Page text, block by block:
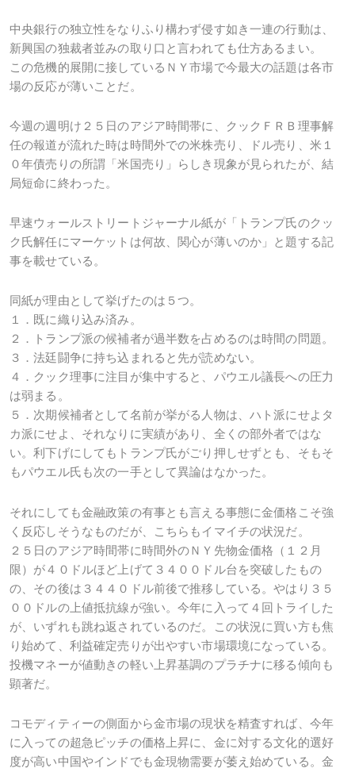
中央銀行の独立性をなりふり構わず侵す如き一連の行動は、
新興国の独裁者並みの取り口と言われても仕方あるまい。
この危機的展開に接しているＮＹ市場で今最大の話題は各市
場の反応が薄いことだ。
今週の週明け２５日のアジア時間帯に、クックＦＲＢ理事解
任の報道が流れた時は時間外での米株売り、ドル売り、米１
０年債売りの所謂「米国売り」らしき現象が見られたが、結
局短命に終わった。
早速ウォールストリートジャーナル紙が「トランプ氏のクッ
ク氏解任にマーケットは何故、関心が薄いのか」と題する記
事を載せている。
同紙が理由として挙げたのは５つ。
１．既に織り込み済み。
２．トランプ派の候補者が過半数を占めるのは時間の問題。
３．法廷闘争に持ち込まれると先が読めない。
４．クック理事に注目が集中すると、パウエル議長への圧力
は弱まる。
５．次期候補者として名前が挙がる人物は、ハト派にせよタ
カ派にせよ、それなりに実績があり、全くの部外者ではな
い。利下げにしてもトランプ氏がごり押しせずとも、そもそ
もパウエル氏も次の一手として異論はなかった。
それにしても金融政策の有事とも言える事態に金価格こそ強
く反応しそうなものだが、こちらもイマイチの状況だ。
２５日のアジア時間帯に時間外のＮＹ先物金価格（１２月
限）が４０ドルほど上げて３４００ドル台を突破したもの
の、その後は３４４０ドル前後で推移している。やはり３５
００ドルの上値抵抗線が強い。今年に入って４回トライした
が、いずれも跳ね返されているのだ。この状況に買い方も焦
り始めて、利益確定売りが出やすい市場環境になっている。
投機マネーが値動きの軽い上昇基調のプラチナに移る傾向も
顕著だ。
コモディティーの側面から金市場の現状を精査すれば、今年
に入っての超急ピッチの価格上昇に、金に対する文化的選好
度が高い中国やインドでも金現物需要が萎え始めている。金